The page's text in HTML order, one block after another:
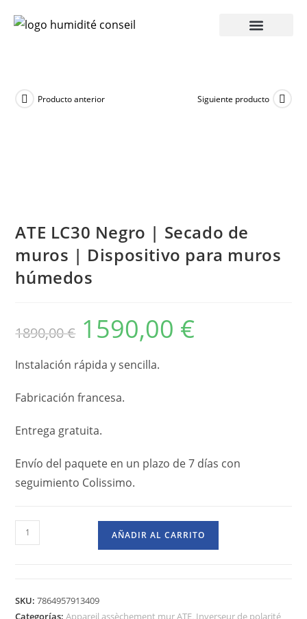
Producto anterior Siguiente producto
ATE LC30 Negro | Secado de
muros | Dispositivo para muros
húmedos
1890,00€ 1590,00 €
Instalación rápida y sencilla.
Fabricación francesa.
Entrega gratuita.
Envío del paquete en un plazo de 7 días con
seguimiento Colissimo.
AÑADIR AL CARRITO
SKU:7864957913409
Categorías:Appareil assèchement mur ATE Inverseur de polarité